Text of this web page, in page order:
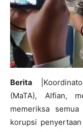
Berita
(MaTA), Alfian,
memeriksa
korupsi